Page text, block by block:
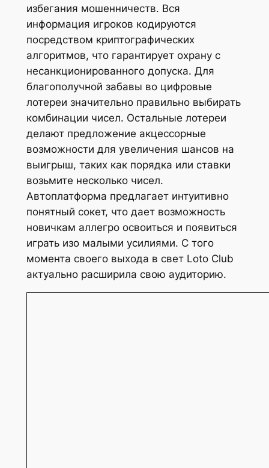
избегания мошенничеств. Вся
информация игроков кодируются
посредством криптографических
алгоритмов, что гарантирует охрану с
несанкционированного допуска. Для
благополучной забавы во цифровые
лотереи значительно правильно выбирать
комбинации чисел. Остальные лотереи
делают предложение акцессорные
возможности для увеличения шансов на
выигрыш, таких как порядка или ставки
возьмите несколько чисел.
Автоплатформа предлагает интуитивно
понятный сокет, что дает возможность
новичкам аллегро освоиться и появиться
играть изо малыми усилиями. С того
момента своего выхода в свет Loto Club
актуально расширила свою аудиторию.